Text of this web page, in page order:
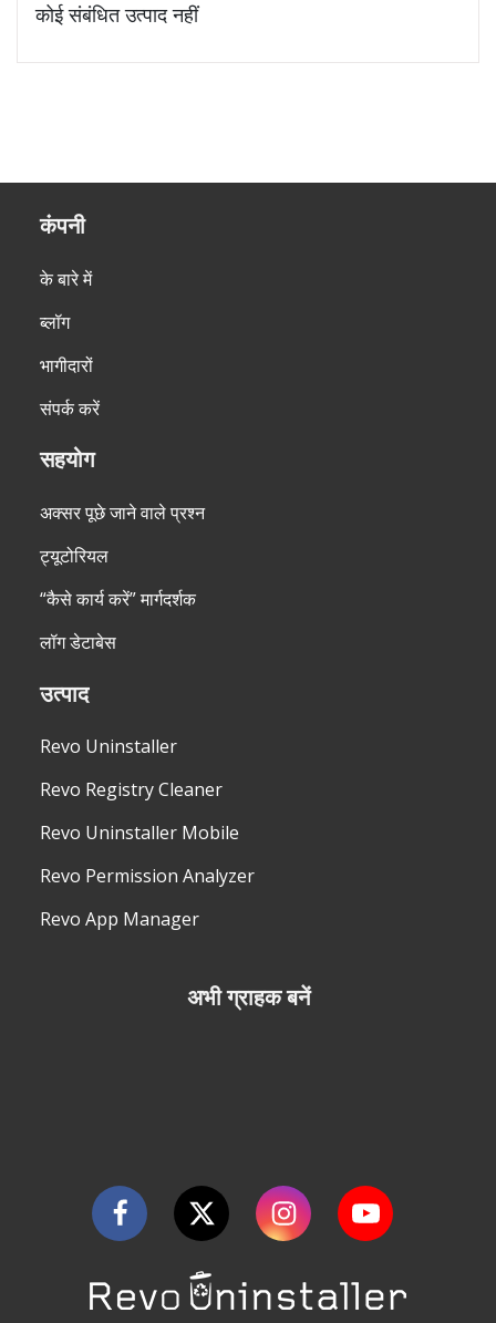
कोई संबंधित उत्पाद नहीं
कंपनी
के बारे में
ब्लॉग
भागीदारों
संपर्क करें
सहयोग
अक्सर पूछे जाने वाले प्रश्न
ट्यूटोरियल
“कैसे कार्य करें” मार्गदर्शक
लॉग डेटाबेस
उत्पाद
Revo Uninstaller
Revo Registry Cleaner
Revo Uninstaller Mobile
Revo Permission Analyzer
Revo App Manager
अभी ग्राहक बनें